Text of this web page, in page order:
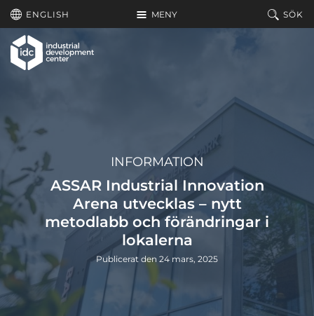
Hoppa till huvudinnehållet
MENY
ENGLISH SÖK
INFORMATION
ASSAR Industrial Innovation
Arena utvecklas – nytt
metodlabb och förändringar i
lokalerna
Publicerat den 24 mars, 2025